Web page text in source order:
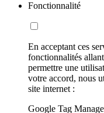
Fonctionnalité
En acceptant ces
fonctionnalités
permettre une
votre accord, nous
site internet :
Google Tag